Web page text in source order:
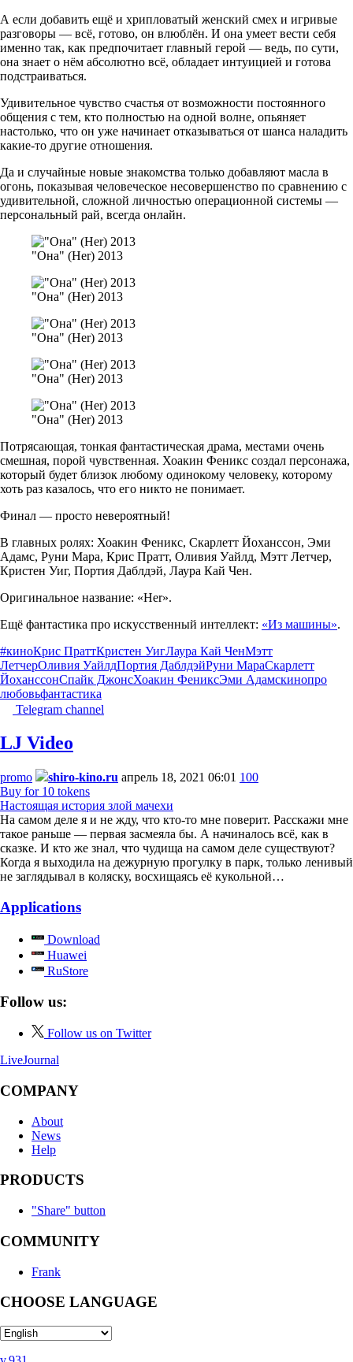
А если добавить ещё и хрипловатый женский смех и игривые
разговоры — всё, готово, он влюблён. И она умеет вести себя
именно так, как предпочитает главный герой — ведь, по сути,
она знает о нём абсолютно всё, обладает интуицией и готова
подстраиваться.
Удивительное чувство счастья от возможности постоянного
общения с тем, кто полностью на одной волне, опьяняет
настолько, что он уже начинает отказываться от шанса наладить
какие-то другие отношения.
Да и случайные новые знакомства только добавляют масла в
огонь, показывая человеческое несовершенство по сравнению с
удивительной, сложной личностью операционной системы —
персональный рай, всегда онлайн.
"Она" (Her) 2013
"Она" (Her) 2013
"Она" (Her) 2013
"Она" (Her) 2013
"Она" (Her) 2013
Потрясающая, тонкая фантастическая драма, местами очень
смешная, порой чувственная. Хоакин Феникс создал персонажа,
который будет близок любому одинокому человеку, которому
хоть раз казалось, что его никто не понимает.
Финал — просто невероятный!
В главных ролях: Хоакин Феникс, Скарлетт Йоханссон, Эми
Адамс, Руни Мара, Крис Пратт, Оливия Уайлд, Мэтт Летчер,
Кристен Уиг, Портия Даблдэй, Лаура Кай Чен.
Оригинальное название: «Her».
Ещё фантастика про искусственный интеллект: «Из машины».
#киноКрис ПраттКристен УигЛаура Кай ЧенМэтт
ЛетчерОливия УайлдПортия ДаблдэйРуни МараСкарлетт
ЙоханссонСпайк ДжонсХоакин ФениксЭми Адамскинопро
любовьфантастика
Telegram channel
LJ Video
promo shiro-kino.ru апрель 18, 2021 06:01 100
Buy for 10 tokens
Настоящая история злой мачехи
На самом деле я и не жду, что кто-то мне поверит. Расскажи мне
такое раньше — первая засмеяла бы. А начиналось всё, как в
сказке. И кто же знал, что чудища на самом деле существуют?
Когда я выходила на дежурную прогулку в парк, только ленивый
не заглядывал в коляску, восхищаясь её кукольной…
Applications
Download
Huawei
RuStore
Follow us:
Follow us on Twitter
LiveJournal
COMPANY
About
News
Help
PRODUCTS
"Share" button
COMMUNITY
Frank
CHOOSE LANGUAGE